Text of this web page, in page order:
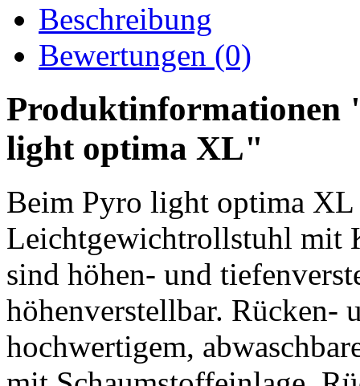
Beschreibung
Bewertungen (0)
Produktinformationen
light optima XL"
Beim Pyro light optima XL
Leichtgewichtrollstuhl mit
sind höhen- und
höhenverstellbar. Rücken-
hochwertigem,